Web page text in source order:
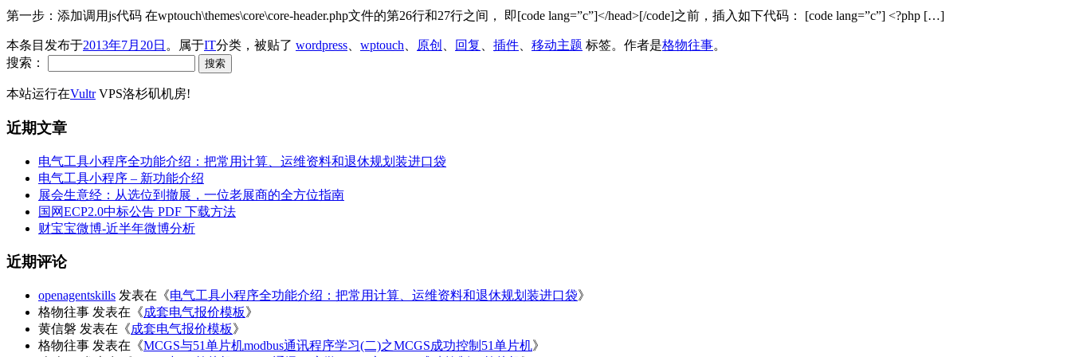
第一步：添加调用js代码 在wptouch\themes\core\core-header.php文件的第26行和27行之间， 即[code lang=”c”]</head>[/code]之前，插入如下代码： [code lang=”c”] <?php […]
本条目发布于2013年7月20日 。属于IT分类，被贴了 wordpress wptouch 原创 回复 插件 移动主题 标签。 作者是格物往事。
搜索：
本站运行在VultrVPS洛杉矶机房!
近期文章
电气工具小程序全功能介绍：把常用计算、运维资料和退休规划装进口袋
电气工具小程序 – 新功能介绍
展会生意经：从选位到撤展，一位老展商的全方位指南
国网ECP2.0中标公告 PDF 下载方法
财宝宝微博-近半年微博分析
近期评论
openagentskills 发表在《电气工具小程序全功能介绍：把常用计算、运维资料和退休规划装进口袋》
格物往事 发表在《成套电气报价模板》
黄信磐 发表在《成套电气报价模板》
格物往事 发表在《MCGS与51单片机modbus通讯程序学习(二)之MCGS成功控制51单片机》